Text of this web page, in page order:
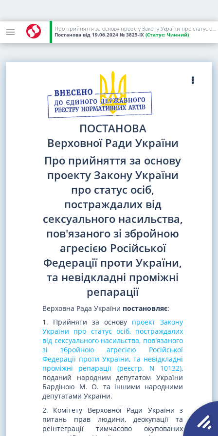
Про прийняття за основу проекту Закону України про статус осіб, постраждалих від сексуального насильства, пов'язаного зі збройною агресією Російської Федерації проти України, та невідкладні проміжні репарації
Постанова від 19.06.2024 № 3825-IX (Статус: Чинний)
ПОСТАНОВА
Верховної Ради України
Про прийняття за основу
проекту Закону України
про статус осіб,
постраждалих від
сексуального насильства,
пов'язаного зі збройною
агресією Російської
Федерації проти України,
та невідкладні проміжні
репарації
Верховна Рада України постановляє:
1. Прийняти за основу проект Закону
України про статус осіб, постраждалих
від сексуального насильства, пов'язаного
зі збройною агресією Російської
Федерації проти України, та невідкладні
проміжні репарації (реєстр. N 10132),
поданий народним депутатом України
Бардіною М. О. та іншими народними
депутатами України.
2. Комітету Верховної Ради України з
питань прав людини, деокупації та
реінтеграції тимчасово окупованих